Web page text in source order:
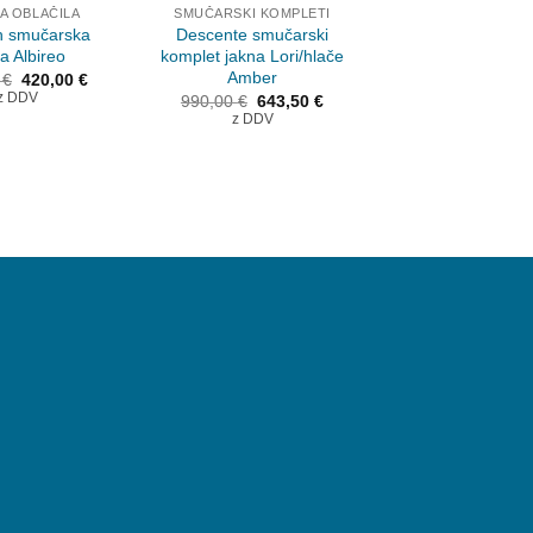
OBLAČILA
smučarska
Albireo
€ Izvirna
cena
420,00€Trenutna
DDV
SMUČARSKI KOMPLETI
Descente smučarski
komplet jakna Lori/hlače
Amber
990,00€ Izvirna
cena
643,50€Trenutna
z DDV